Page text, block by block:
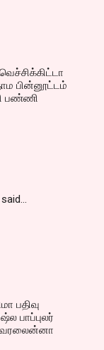
பின்னூட்டம்
பண்ணி
said…
பதிவு
பாப்புலர்
வரலைன்னா